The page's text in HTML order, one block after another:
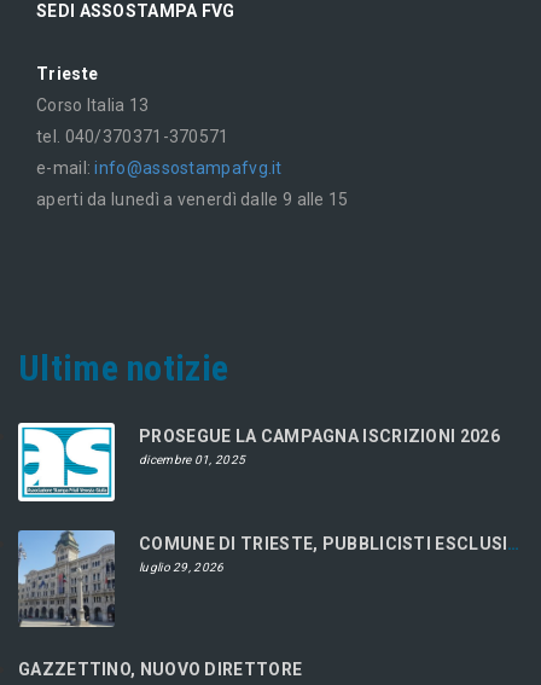
SEDI ASSOSTAMPA FVG
Trieste
Corso Italia 13
tel. 040/370371-370571
e-mail:info@assostampafvg.it
aperti da lunedì a venerdì dalle 9 alle 15
Ultime notizie
PROSEGUE LA CAMPAGNA ISCRIZIONI 2026
dicembre 01, 2025
COMUNE DI TRIESTE, PUBBLICISTI ESCLUSI DAL CONCORSO
luglio 29, 2026
GAZZETTINO, NUOVO DIRETTORE